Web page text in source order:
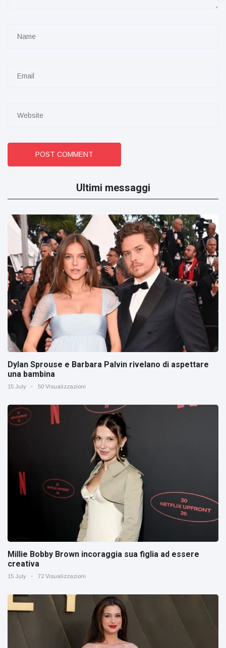
POST COMMENT
Ultimi messaggi
Dylan Sprouse e Barbara Palvin rivelano di aspettare
una bambina
15 July 50 Visualizzazioni
Millie Bobby Brown incoraggia sua figlia ad essere
creativa
15 July 72 Visualizzazioni